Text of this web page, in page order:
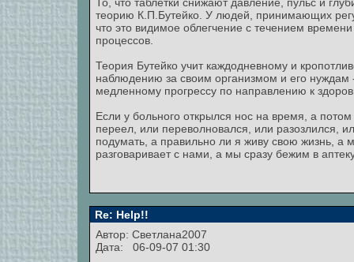
теорию К.П.Бутейко. У людей, принимающих
что это видимое облегчение с течением
процессов.
Теория Бутейко учит каждодневному и
наблюдению за своим организмом и его
медленному прогрессу по направлению к
Если у больного открылся нос на время, а
переел, или переволновался, или разозлился,
подумать, а правильно ли я живу свою жизнь, а
разговаривает с нами, а мы сразу бежим в
Re: Help!!
Автор: Светлана2007
Дата: 06-09-07 01:30